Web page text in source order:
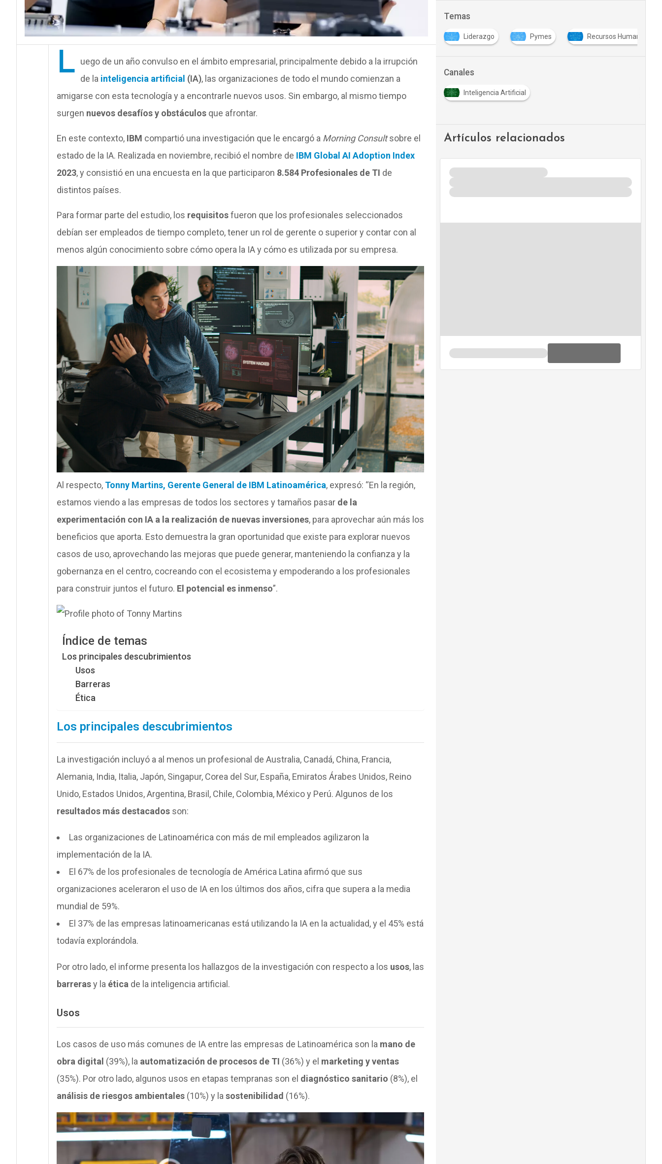
L uego de un año convulso en el ámbito empresarial, principalmente debido a la irrupción
de la inteligencia artificial (IA), las organizaciones de todo el mundo comienzan a
amigarse con esta tecnología y a encontrarle nuevos usos. Sin embargo, al mismo tiempo
surgen nuevos desafíos y obstáculos que afrontar.
En este contexto, IBM compartió una investigación que le encargó a Morning Consultsobre el
estado de la IA. Realizada en noviembre, recibió el nombre de IBM Global AI Adoption Index
2023, y consistió en una encuesta en la que participaron 8.584 Profesionales de TI de
distintos países.
Para formar parte del estudio, los requisitosfueron que los profesionales seleccionados
debían ser empleados de tiempo completo, tener un rol de gerente o superior y contar con al
menos algún conocimiento sobre cómo opera la IA y cómo es utilizada por su empresa.
Al respecto, Tonny Martins, Gerente General de IBM Latinoamérica, expresó: “En la región,
estamos viendo a las empresas de todos los sectores y tamaños pasar de la
experimentación con IA a la realización de nuevas inversiones, para aprovechar aún más los
beneficios que aporta. Esto demuestra la gran oportunidad que existe para explorar nuevos
casos de uso, aprovechando las mejoras que puede generar, manteniendo la confianza y la
gobernanza en el centro, cocreando con el ecosistema y empoderando a los profesionales
para construir juntos el futuro. El potencial es inmenso”.
Índice de temas
Los principales descubrimientos
Usos
Barreras
Ética
Los principales descubrimientos
La investigación incluyó a al menos un profesional de Australia, Canadá, China, Francia,
Alemania, India, Italia, Japón, Singapur, Corea del Sur, España, Emiratos Árabes Unidos, Reino
Unido, Estados Unidos, Argentina, Brasil, Chile, Colombia, México y Perú. Algunos de los
resultados más destacadosson:
Las organizaciones de Latinoamérica con más de mil empleados agilizaron la
implementación de la IA.
El 67% de los profesionales de tecnología de América Latina afirmó que sus
organizaciones aceleraron el uso de IA en los últimos dos años, cifra que supera a la media
mundial de 59%.
El 37% de las empresas latinoamericanas está utilizando la IA en la actualidad, y el 45% está
todavía explorándola.
Por otro lado, el informe presenta los hallazgos de la investigación con respecto a los usos, las
barrerasy la éticade la inteligencia artificial.
Usos
Los casos de uso más comunes de IA entre las empresas de Latinoamérica son la mano de
obra digital (39%), la automatización de procesos de TI (36%) y el marketing y ventas
(35%). Por otro lado, algunos usos en etapas tempranas son el diagnóstico sanitario (8%), el
análisis de riesgos ambientales(10%) y la sostenibilidad (16%).
Temas
Cultura Organizacional Liderazgo Pymes Recursos Humanos
Canales
Inteligencia Artificial
Artículos relacionados